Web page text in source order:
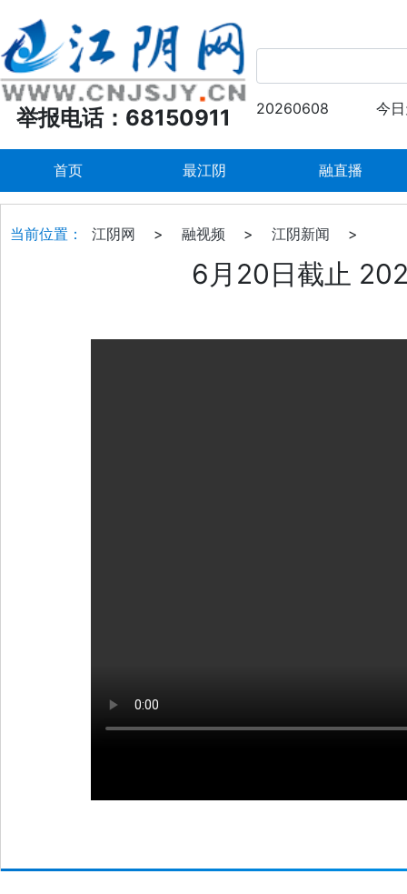
举报电话：68150911 20260608 今
首页 最江阴 融直播
当前位置： 江阴网 > 融视频 > 江阴新闻 >
6月20日截止